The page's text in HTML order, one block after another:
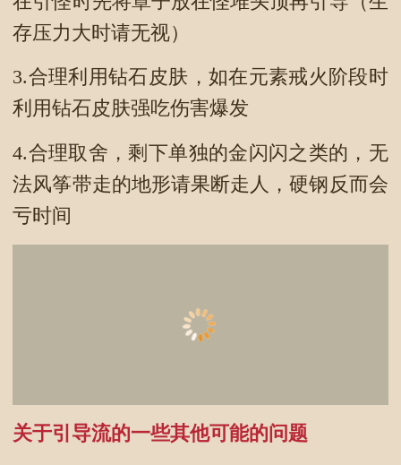
存压力大时请无视）
3.合理利用钻石皮肤，如在元素戒火阶段时
利用钻石皮肤强吃伤害爆发
4.合理取舍，剩下单独的金闪闪之类的，无
法风筝带走的地形请果断走人，硬钢反而会
亏时间
关于引导流的一些其他可能的问题